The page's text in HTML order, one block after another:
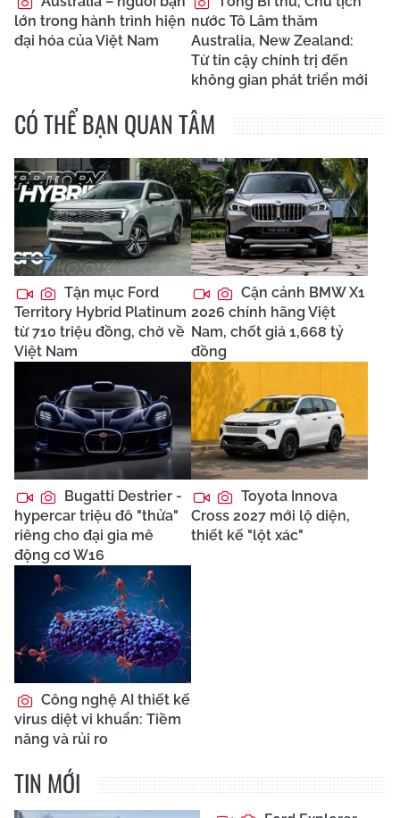
lớn trong hành trình hiện
đại hóa của Việt Nam
nước Tô Lâm thăm
Australia, New Zealand:
Từ tin cậy chính trị đến
không gian phát triển mới
CÓ THỂ BẠN QUAN TÂM
Tận mục Ford
Territory Hybrid Platinum
từ 710 triệu đồng, chờ về
Việt Nam
Cận cảnh BMW X1
2026 chính hãng Việt
Nam, chốt giá 1,668 tỷ
đồng
Bugatti Destrier -
hypercar triệu đô "thửa"
riêng cho đại gia mê
động cơ W16
Toyota Innova
Cross 2027 mới lộ diện,
thiết kế "lột xác"
Công nghệ AI thiết kế
virus diệt vi khuẩn: Tiềm
năng và rủi ro
TIN MỚI